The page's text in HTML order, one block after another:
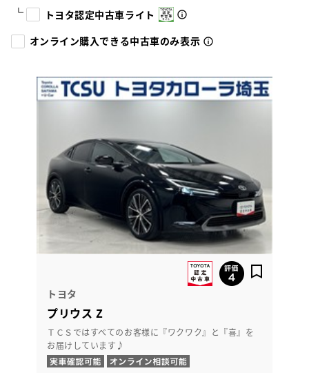
トヨタ認定中古車ライト
オンライン購入できる中古車のみ表示
トヨタ
プリウス Z
ＴＣＳではすべてのお客様に『ワクワク』と『喜』を
お届けしています♪